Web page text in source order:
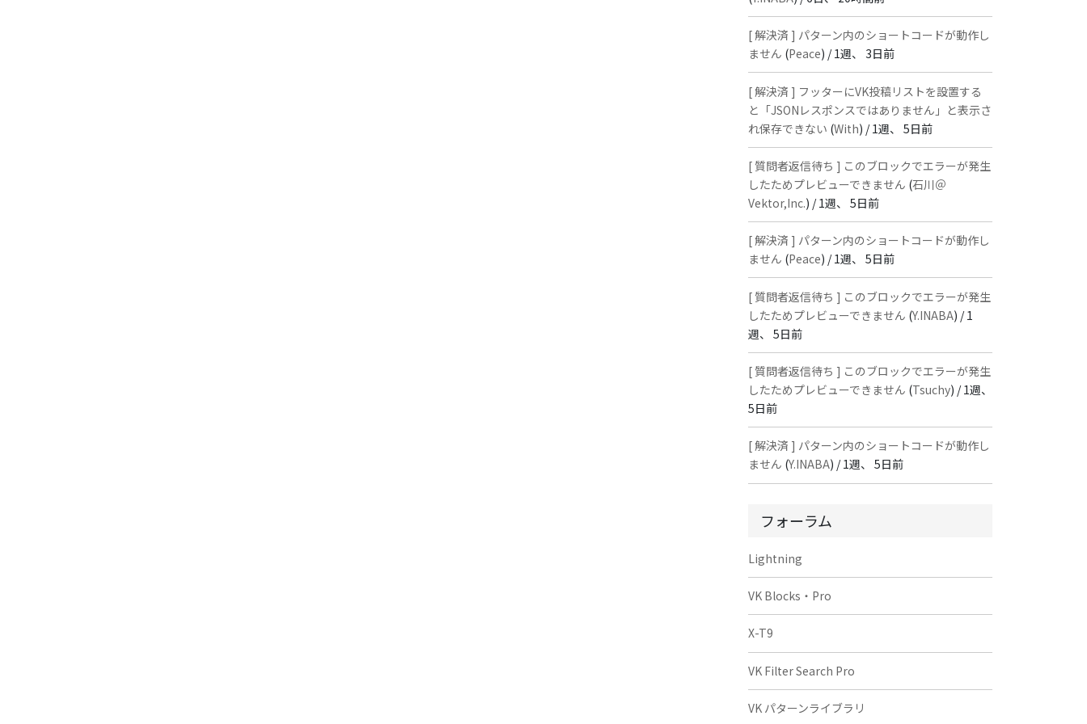
[ 解決済 ] パターン内のショートコードが動作し
ません (Peace) /1週、 3日前
[ 解決済 ] フッターにVK投稿リストを設置する
と「JSONレスポンスではありません」と表示さ
れ保存できない (With) /1週、 5日前
[ 質問者返信待ち ] このブロックでエラーが発生
したためプレビューできません (石川＠
Vektor,Inc.) /1週、 5日前
[ 解決済 ] パターン内のショートコードが動作し
ません (Peace) /1週、 5日前
[ 質問者返信待ち ] このブロックでエラーが発生
したためプレビューできません (Y.INABA) /1
週、 5日前
[ 質問者返信待ち ] このブロックでエラーが発生
したためプレビューできません (Tsuchy) /1週、
5日前
[ 解決済 ] パターン内のショートコードが動作し
ません (Y.INABA) /1週、 5日前
フォーラム
Lightning
VK Blocks・Pro
X-T9
VK Filter Search Pro
VK パターンライブラリ